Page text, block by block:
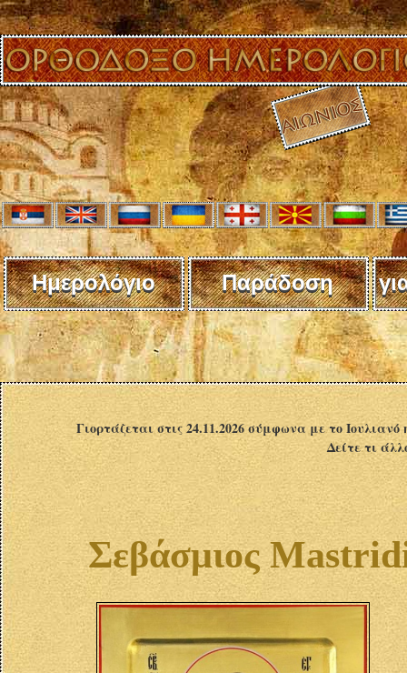
Ημερολόγιο Παράδοση
Γιορτάζεται στις 24.11.2026 σύμφωνα με το
Δείτε τι
Σεβάσμιος